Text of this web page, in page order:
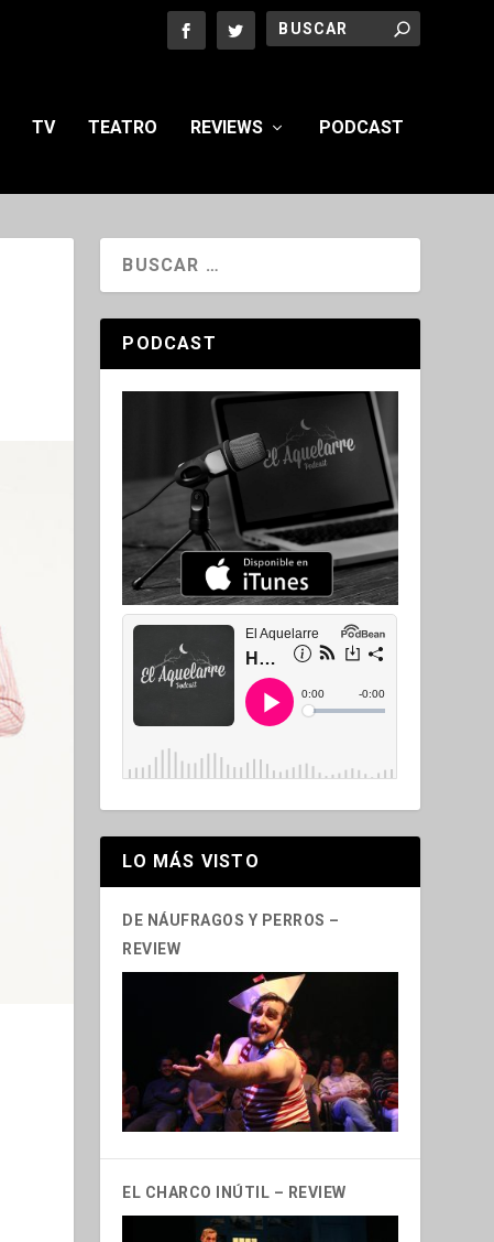
TV TEATRO REVIEWS PODCAST
PODCAST
LO MÁS VISTO
DE NÁUFRAGOS Y PERROS –
REVIEW
EL CHARCO INÚTIL – REVIEW